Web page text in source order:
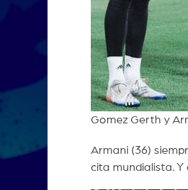
Gomez Gerth y
Armani (36)
cita mundialista.